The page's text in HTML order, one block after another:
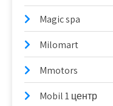
Magic spa
Milomart
Mmotors
Mobil 1 центр